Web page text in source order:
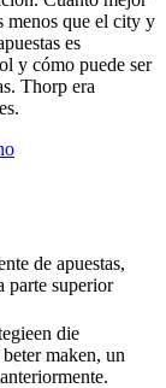
menos que el city y
es
y cómo puede ser
Thorp era
de apuestas,
parte superior
die
maken, un